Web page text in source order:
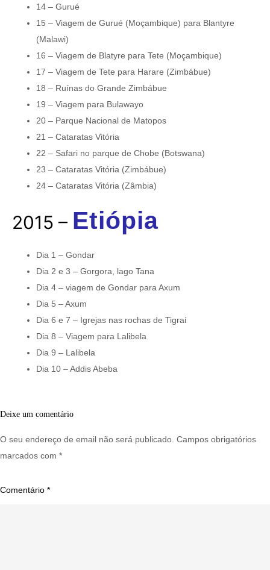
14 – Gurué
15 – Viagem de Gurué (Moçambique) para Blantyre
(Malawi)
16 – Viagem de Blatyre para Tete (Moçambique)
17 – Viagem de Tete para Harare (Zimbábue)
18 – Ruínas do Grande Zimbábue
19 – Viagem para Bulawayo
20 – Parque Nacional de Matopos
21 – Cataratas Vitória
22 – Safari no parque de Chobe (Botswana)
23 – Cataratas Vitória (Zimbábue)
24 – Cataratas Vitória (Zâmbia)
2015 – Etiópia
Dia 1 – Gondar
Dia 2 e 3 – Gorgora, lago Tana
Dia 4 – viagem de Gondar para Axum
Dia 5 – Axum
Dia 6 e 7 – Igrejas nas rochas de Tigrai
Dia 8 – Viagem para Lalibela
Dia 9 – Lalibela
Dia 10 – Addis Abeba
Deixe um comentário
O seu endereço de email não será publicado. Campos obrigatórios
marcados com *
Comentário *